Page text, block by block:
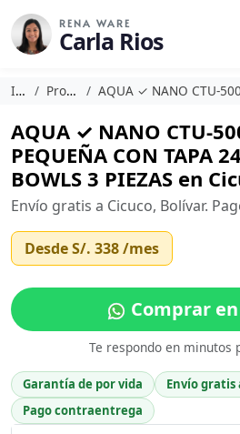
RENA WARE
Carla Rios
Inicio Promociones AQUA ✓ NANO CTU-500 + SARTÉN PEQUEÑA CON
AQUA ✓ NANO CTU-
PEQUEÑA CON TAPA
BOWLS 3 PIEZAS en
Envío gratis a Cicuco, Bolívar.
DesdeS/. 338/mes
Comprar
Te respondo en minutos
Garantía de por vida
Envío gratis
Pago contraentrega